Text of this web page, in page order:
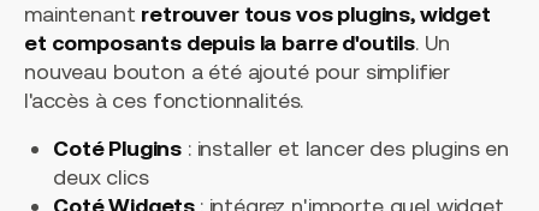
maintenant retrouver tous vos plugins, widget
et composants depuis la barre d'outils. Un
nouveau bouton a été ajouté pour simplifier
l'accès à ces fonctionnalités.
Coté Plugins : installer et lancer des plugins en
deux clics
Coté Widgets : intégrez n'importe quel widget